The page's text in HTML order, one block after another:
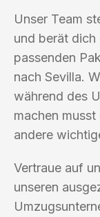
Unser Team
und berät dich
passenden
nach Sevilla.
während des
machen
andere
Vertraue auf
unseren